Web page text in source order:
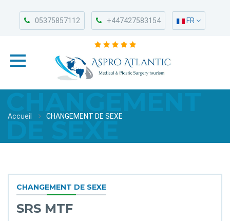
05375857112 +447427583154 FR
Accueil CHANGEMENT DE SEXE
CHANGEMENT DE SEXE
SRS MTF